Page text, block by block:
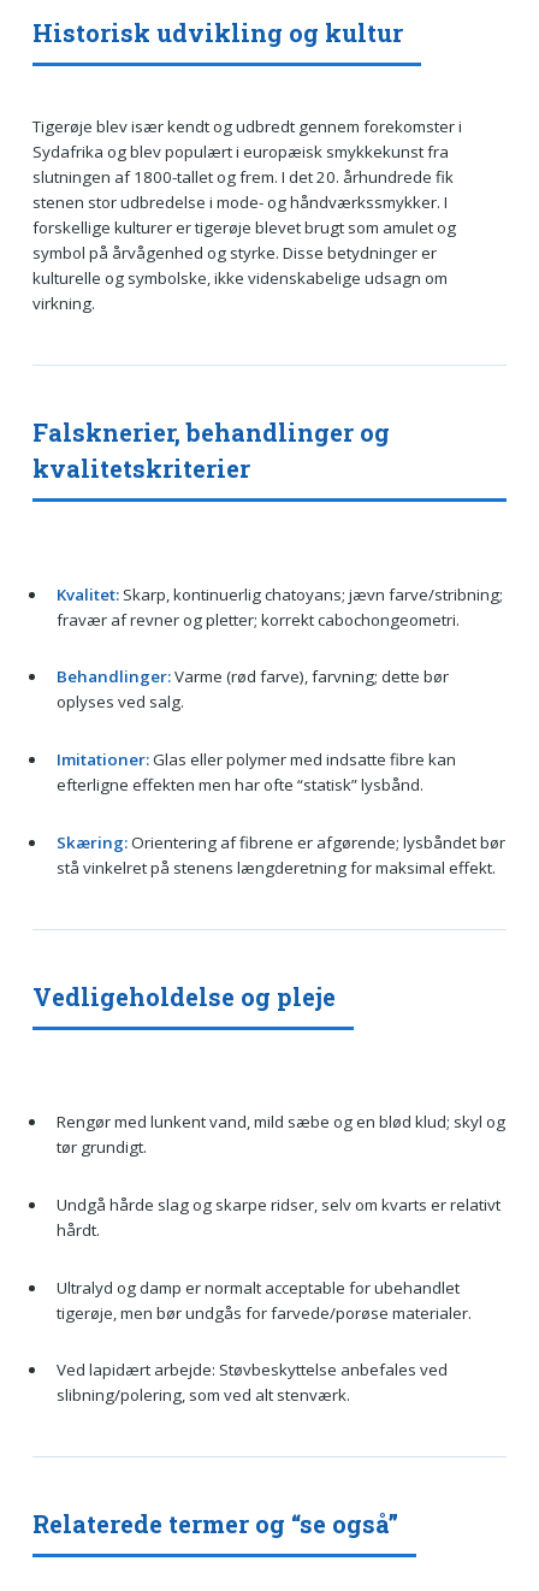
Historisk udvikling og kultur
Tigerøje blev især kendt og udbredt gennem forekomster i
Sydafrika og blev populært i europæisk smykkekunst fra
slutningen af 1800-tallet og frem. I det 20. århundrede fik
stenen stor udbredelse i mode- og håndværkssmykker. I
forskellige kulturer er tigerøje blevet brugt som amulet og
symbol på årvågenhed og styrke. Disse betydninger er
kulturelle og symbolske, ikke videnskabelige udsagn om
virkning.
Falsknerier, behandlinger og
kvalitetskriterier
Kvalitet:Skarp, kontinuerlig chatoyans; jævn farve/stribning;
fravær af revner og pletter; korrekt cabochongeometri.
Behandlinger:Varme (rød farve), farvning; dette bør
oplyses ved salg.
Imitationer:Glas eller polymer med indsatte fibre kan
efterligne effekten men har ofte “statisk” lysbånd.
Skæring:Orientering af fibrene er afgørende; lysbåndet bør
stå vinkelret på stenens længderetning for maksimal effekt.
Vedligeholdelse og pleje
Rengør med lunkent vand, mild sæbe og en blød klud; skyl og
tør grundigt.
Undgå hårde slag og skarpe ridser, selv om kvarts er relativt
hårdt.
Ultralyd og damp er normalt acceptable for ubehandlet
tigerøje, men bør undgås for farvede/porøse materialer.
Ved lapidært arbejde: Støvbeskyttelse anbefales ved
slibning/polering, som ved alt stenværk.
Relaterede termer og “se også”